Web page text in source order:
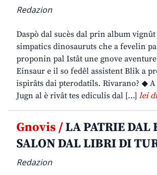
Redazion
Daspò dal sucès dal prin album
simpatics dinosauruts che a fevelin
proponin pal Istât une gnove
Einsaur e il so fedêl assistent Blik a
ispirâts dai pterodatils. Rivarano? ◆
Jugn al è rivât tes ediculis dal […] lei
Gnovis /LA PATRIE DAL
SALON DAL LIBRI DI
Redazion